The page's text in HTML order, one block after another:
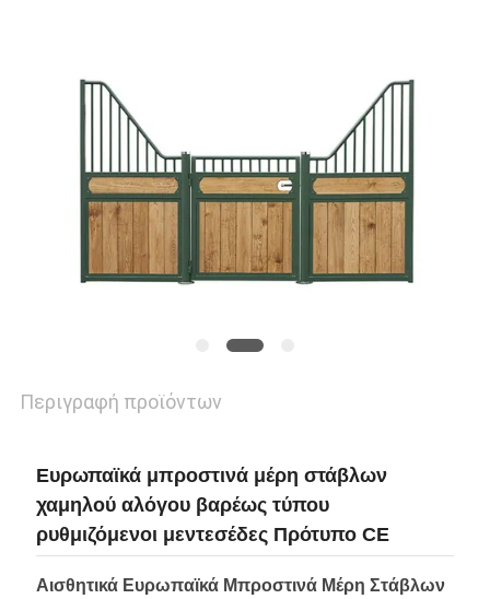
Περιγραφή προϊόντων
Ευρωπαϊκά μπροστινά μέρη στάβλων
χαμηλού αλόγου βαρέως τύπου
ρυθμιζόμενοι μεντεσέδες Πρότυπο CE
Αισθητικά Ευρωπαϊκά Μπροστινά Μέρη Στάβλων